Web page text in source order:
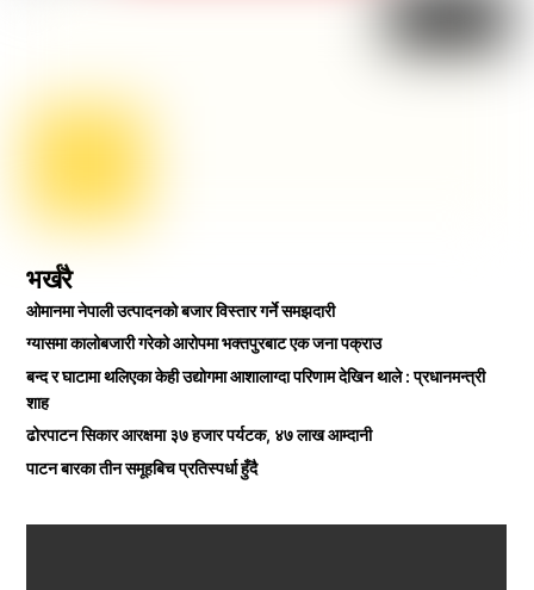
भर्खरै
ओमानमा नेपाली उत्पादनको बजार विस्तार गर्ने समझदारी
ग्यासमा कालोबजारी गरेको आरोपमा भक्तपुरबाट एक जना पक्राउ
बन्द र घाटामा थलिएका केही उद्योगमा आशालाग्दा परिणाम देखिन थाले : प्रधानमन्त्री
शाह
ढोरपाटन सिकार आरक्षमा ३७ हजार पर्यटक, ४७ लाख आम्दानी
पाटन बारका तीन समूहबिच प्रतिस्पर्धा हुँदै